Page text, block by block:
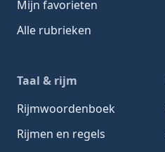
Mijn favorieten
Alle rubrieken
Taal & rijm
Rijmwoordenboek
Rijmen en regels